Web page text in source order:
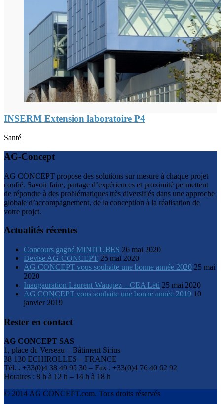
INSERM Extension laboratoire P4
Santé
AG-Concept
AG CONCEPT propose des solutions sur mesure à chaque projet
confié. Savoir faire, partage d’expériences et proximité permettent
de répondre à des problématiques très diversifiés dans une approche
globale d’accompagnement, de la conception à la réalisation de
votre projet.
Actualités récentes
Concours gagné MINITUBES 26 mai 2020
Devise AG-CONCEPT 25 mai 2020
AG-CONCEPT vous souhaite une bonne année 2020 25 mai
2020
Inaugauration Laurent Wauqiez – CEA Leti 25 mai 2020
AG CONCEPT vous souhaite une bonne année 2019 10
janvier 2019
Rester en contact
AG CONCEPT SAS
1, place du Verseau – Bâtiment Sirius
38 130 ECHIROLLES – FRANCE
Tél. : +33(0)4 38 49 95 30 – Fax : +33(0)4 76 40 62 92
Horaires : 8 h à 12 h – 14 h à 18 h
© 2014 AG CONCEPT.com. Tous droits réservés